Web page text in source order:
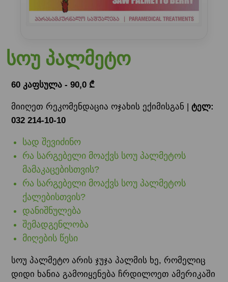
სოუ პალმეტო
60 კაფსულა - 90,0 ₾
მიიღეთ რეკომენდაცია ოჯახის ექიმისგან | ტელ:
032 214-10-10
სად შევიძინო
რა სარგებელი მოაქვს სოუ პალმეტოს
მამაკაცებისთვის?
რა სარგებელი მოაქვს სოუ პალმეტოს
ქალებისთვის?
დანიშნულება
შემადგენლობა
მიღების წესი
სოუ პალმეტო არის ჯუჯა პალმის ხე, რომელიც
დიდი ხანია გამოიყენება ჩრდილოეთ ამერიკაში